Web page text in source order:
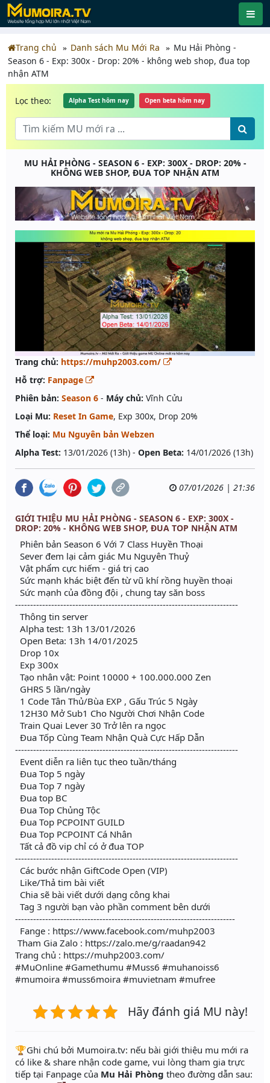
Trang chủ Danh sách Mu Mới Ra
Mu Hải Phòng -
Season 6 - Exp: 300x - Drop: 20% - không web shop, đua top
nhận ATM
Lọc theo: Alpha Test hôm nay Open beta hôm nay
MU HẢI PHÒNG - SEASON 6 - EXP: 300X - DROP: 20% -
KHÔNG WEB SHOP, ĐUA TOP NHẬN ATM
Trang chủ: https://muhp2003.com/
Hỗ trợ: Fanpage
Phiên bản: Season 6 - Máy chủ: Vĩnh Cửu
Loại Mu: Reset In Game, Exp 300x, Drop 20%
Thể loại: Mu Nguyên bản Webzen
Alpha Test: 13/01/2026 (13h) - Open Beta: 14/01/2026 (13h)
07/01/2026 | 21:36
GIỚI THIỆU MU HẢI PHÒNG - SEASON 6 - EXP: 300X -
DROP: 20% - KHÔNG WEB SHOP, ĐUA TOP NHẬN ATM
Phiên bản Season 6 Với 7 Class Huyền Thoại
Sever đem lại cảm giác Mu Nguyên Thuỷ
Vật phẩm cực hiếm - giá trị cao
Sức mạnh khác biệt đến từ vũ khí rồng huyền thoại
Sức mạnh của đồng đội , chung tay săn boss
--------------------------------------------------------------------------
Thông tin server
Alpha test: 13h 13/01/2026
Open Beta: 13h 14/01/2025
Drop 10x
Exp 300x
Tạo nhân vật: Point 10000 + 100.000.000 Zen
GHRS 5 lần/ngày
1 Code Tân Thủ/Bùa EXP , Gấu Trúc 5 Ngày
12H30 Mở Sub1 Cho Người Chơi Nhận Code
Train Quai Lever 30 Trở lên ra ngọc
Đua Tốp Cùng Team Nhận Quà Cực Hấp Dẫn
--------------------------------------------------------------------------
Event diễn ra liên tục theo tuần/tháng
Đua Top 5 ngày
Đua Top 7 ngày
Đua top BC
Đua Top Chủng Tộc
Đua Top PCPOINT GUILD
Đua Top PCPOINT Cá Nhân
Tất cả đồ vip chỉ có ở đua TOP
--------------------------------------------------------------------------
Các bước nhận GiftCode Open (VIP)
Like/Thả tim bài viết
Chia sẽ bài viết dưới dạng công khai
Tag 3 người bạn vào phần comment bên dưới
-------------------------------------------------------------------------
Fange : https://www.facebook.com/muhp2003
Tham Gia Zalo : https://zalo.me/g/raadan942
Trang chủ : https://muhp2003.com/
#MuOnline #Gamethumu #Muss6 #muhanoiss6
#mumoira #muss6moira #muvietnam #mufree
Hãy đánh giá MU này!
️🏆Ghi chú bởi Mumoira.tv: nếu bài giới thiệu mu mới ra
có like & share nhận code game, vui lòng tham gia trực
tiếp tại Fanpage của Mu Hải Phòng theo đường dẫn sau: